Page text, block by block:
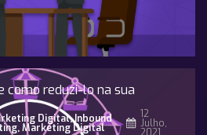
como reduzi-lo na sua
Digital,Inbound
,Marketing Digital
12
Julho,